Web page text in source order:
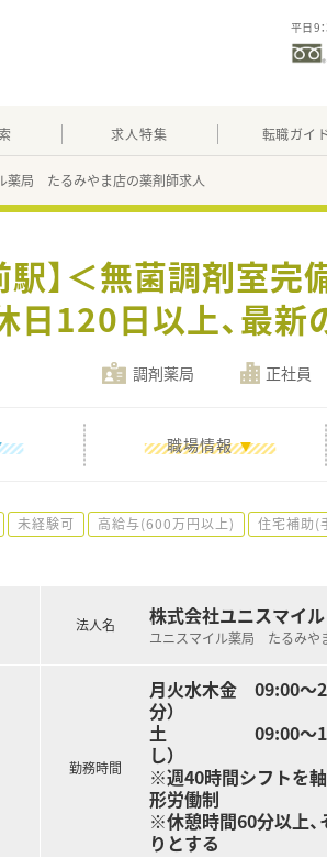
平日9
求人特集 転職ガイド
薬局 たるみやま店の薬剤師求人
駅】＜無菌調剤室
日120日以上、最
調剤薬局 正社員
職場情報
未経験可 高給与(600万円以上) 住宅補助(
法人名 株式会社ユニスマイル
ユニスマイル薬局 たるみや
勤務時間
月火水木金 09:00～
分）
土 09:00～
し）
※週40時間シフトを
形労働制
※休憩時間60分以上、
りとする